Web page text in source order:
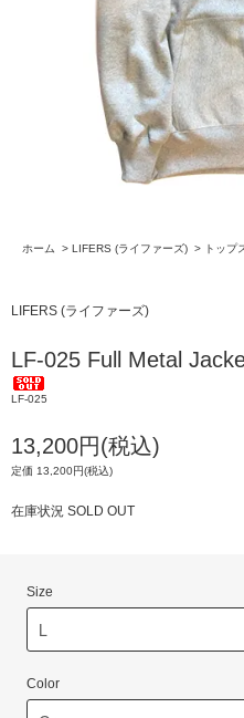
ホーム > LIFERS (ライファーズ) > トップ
LIFERS (ライファーズ)
LF-025 Full Metal
LF-025
13,200円(税込)
定価 13,200円(税込)
在庫状況 SOLD OUT
Size
Color